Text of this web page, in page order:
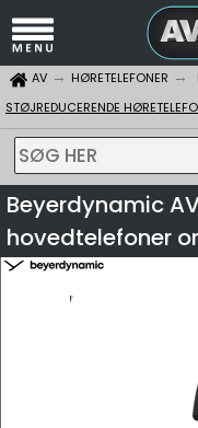
AV HØRETELEFONER
STØJREDUCERENDE
SØG HER
Beyerdynamic
hovedtelefoner